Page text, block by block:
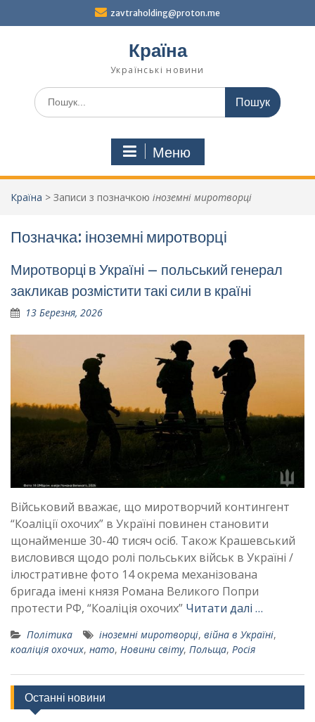
zavtraholding@proton.me
Країна
Українські новини
Шукати:
Меню
Країна > Записи з позначкою іноземні миротворці
Позначка: іноземні миротворці
Миротворці в Україні – польський генерал
закликав розмістити такі сили в країні
13 Березня, 2026
Військовий вважає, що миротворчий контингент
“Коаліції охочих” в Україні повинен становити
щонайменше 30-40 тисяч осіб. Також Крашевський
висловився щодо ролі польських військ в Україні /
ілюстративне фото 14 окрема механізована
бригада імені князя Романа Великого Попри
протести РФ, “Коаліція охочих” Читати далі …
Політика іноземні миротворці, війна в Україні,
коаліція охочих, нато, Новини світу, Польща, Росія
Останні новини